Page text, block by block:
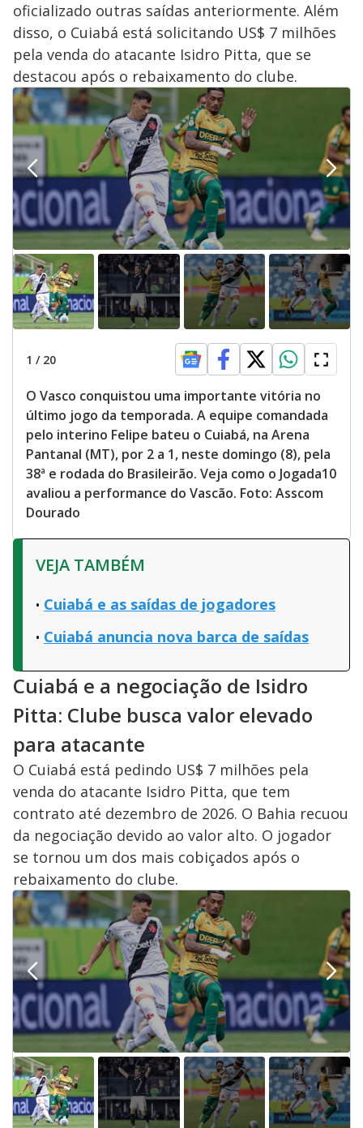
oficializado outras saídas anteriormente. Além
disso, o Cuiabá está solicitando US$ 7 milhões
pela venda do atacante Isidro Pitta, que se
destacou após o rebaixamento do clube.
1 / 20
O Vasco conquistou uma importante vitória no
último jogo da temporada. A equipe comandada
pelo interino Felipe bateu o Cuiabá, na Arena
Pantanal (MT), por 2 a 1, neste domingo (8), pela
38ª e rodada do Brasileirão. Veja como o Jogada10
avaliou a performance do Vascão. Foto: Asscom
Dourado
VEJA TAMBÉM
Cuiabá e as saídas de jogadores
Cuiabá anuncia nova barca de saídas
Cuiabá e a negociação de Isidro
Pitta: Clube busca valor elevado
para atacante
O Cuiabá está pedindo US$ 7 milhões pela
venda do atacante Isidro Pitta, que tem
contrato até dezembro de 2026. O Bahia recuou
da negociação devido ao valor alto. O jogador
se tornou um dos mais cobiçados após o
rebaixamento do clube.